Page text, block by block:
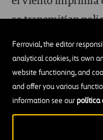
Ferrovial, the editor
analytical cookies, its own
website functioning, and
and offer you various
information see ourpolítica
se transmitían
fue
reforzada
similares alos que
¿Dónde está
Chaban-